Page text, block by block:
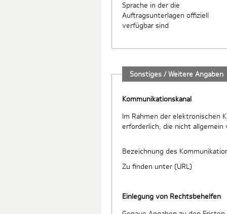
Sprache in der die
Auftragsunterlagen offiziell
verfügbar sind
Sonstiges / Weitere Angaben
Kommunikationskanal
Im Rahmen der elektronischen
erforderlich, die nicht allgemein
Bezeichnung des
Zu finden unter (URL)
Einlegung von Rechtsbehelfen